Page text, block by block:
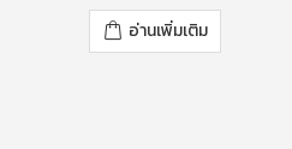
0out of 5
อ่านเพิ่มเติม